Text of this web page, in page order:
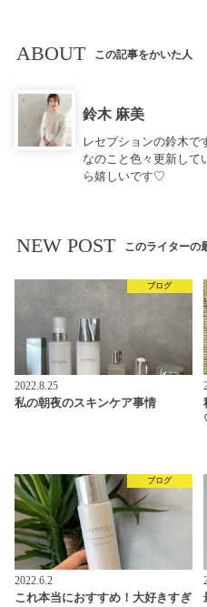
ABOUT この記事をかいた人
鈴木 麻美
レセプションの鈴木で
なのこと色々更新して
ら嬉しいです♡
NEW POST このライターの
ブログ
2022.8.25
私の朝夜のスキンケア事情
ブログ
2022.6.2
これ本当におすすめ！大好きすぎ